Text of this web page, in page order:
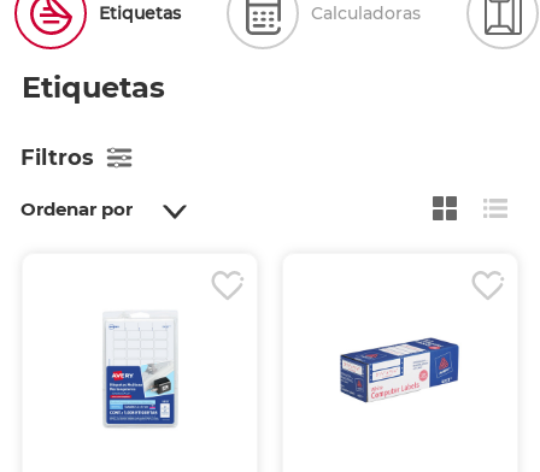
Etiquetas Calculadoras
Etiquetas
Filtros
Ordenar por